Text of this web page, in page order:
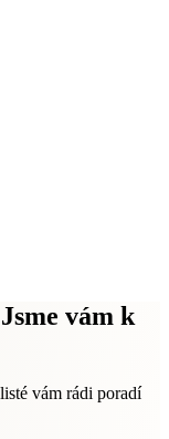
vám k
vám rádi poradí